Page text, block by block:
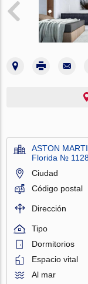
ASTON
Florida №
Ciudad
Código postal
Dirección
Tipo
Dormitorios
Espacio vital
Al mar